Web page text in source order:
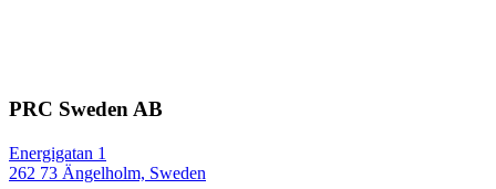
PRC Sweden AB
Energigatan 1
262 73 Ängelholm, Sweden